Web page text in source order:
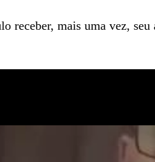
receber, mais uma vez,